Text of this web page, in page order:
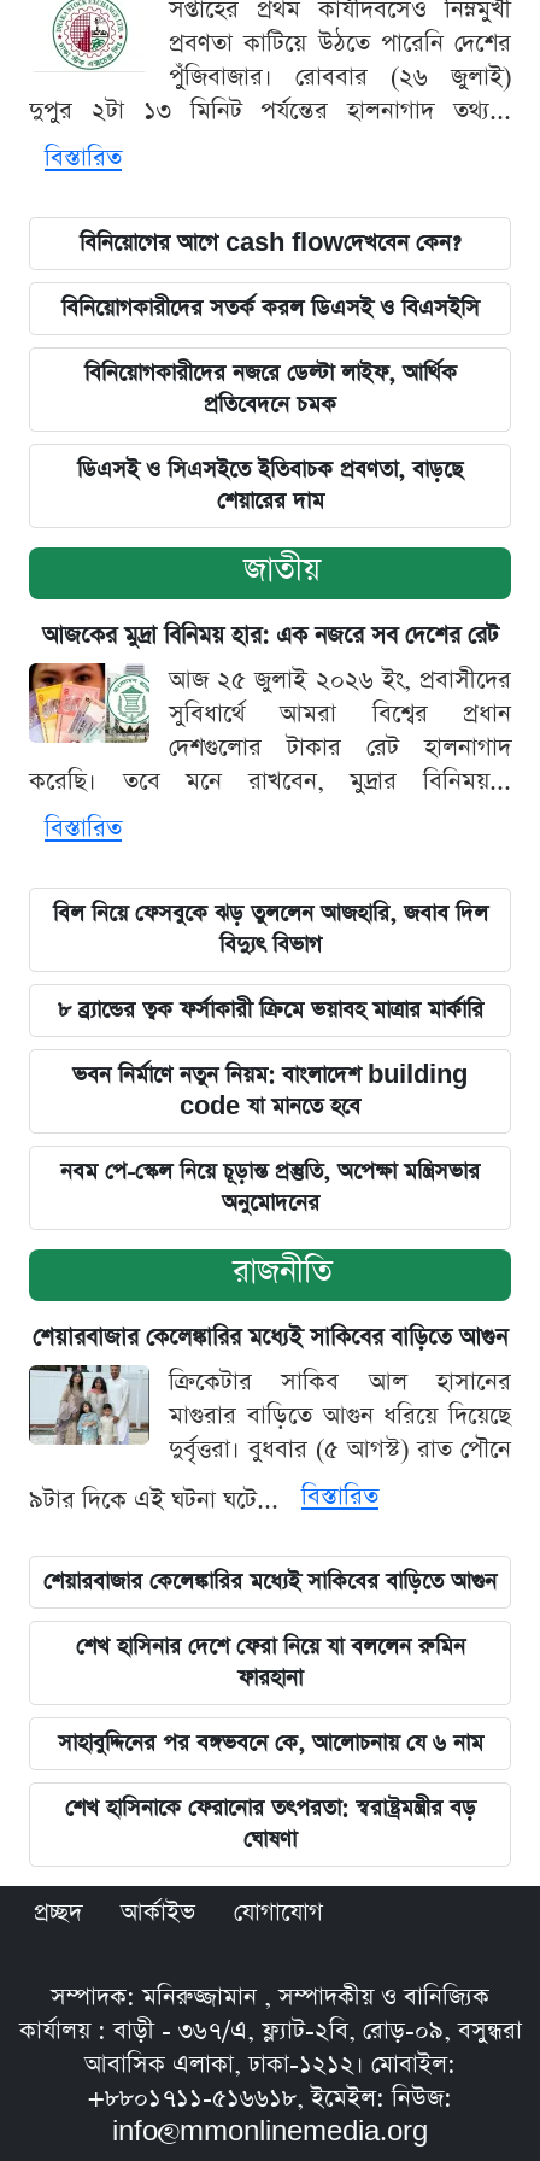
সপ্তাহের প্রথম কার্যদিবসেও নিম্নমুখী
প্রবণতা কাটিয়ে উঠতে পারেনি দেশের
পুঁজিবাজার। রোববার (২৬ জুলাই)
দুপুর ২টা ১৩ মিনিট পর্যন্তের হালনাগাদ তথ্য...
বিস্তারিত
বিনিয়োগের আগে cash flowদেখবেন কেন?
বিনিয়োগকারীদের সতর্ক করল ডিএসই ও বিএসইসি
বিনিয়োগকারীদের নজরে ডেল্টা লাইফ, আর্থিক
প্রতিবেদনে চমক
ডিএসই ও সিএসইতে ইতিবাচক প্রবণতা, বাড়ছে
শেয়ারের দাম
জাতীয়
আজকের মুদ্রা বিনিময় হার: এক নজরে সব দেশের রেট
আজ ২৫ জুলাই ২০২৬ ইং, প্রবাসীদের
সুবিধার্থে আমরা বিশ্বের প্রধান
দেশগুলোর টাকার রেট হালনাগাদ
করেছি। তবে মনে রাখবেন, মুদ্রার বিনিময়...
বিস্তারিত
বিল নিয়ে ফেসবুকে ঝড় তুললেন আজহারি, জবাব দিল
বিদ্যুৎ বিভাগ
৮ ব্র্যান্ডের ত্বক ফর্সাকারী ক্রিমে ভয়াবহ মাত্রার মার্কারি
ভবন নির্মাণে নতুন নিয়ম: বাংলাদেশ building
code যা মানতে হবে
নবম পে-স্কেল নিয়ে চূড়ান্ত প্রস্তুতি, অপেক্ষা মন্ত্রিসভার
অনুমোদনের
রাজনীতি
শেয়ারবাজার কেলেঙ্কারির মধ্যেই সাকিবের বাড়িতে আগুন
ক্রিকেটার সাকিব আল হাসানের
মাগুরার বাড়িতে আগুন ধরিয়ে দিয়েছে
দুর্বৃত্তরা। বুধবার (৫ আগস্ট) রাত পৌনে
৯টার দিকে এই ঘটনা ঘটে...
বিস্তারিত
শেয়ারবাজার কেলেঙ্কারির মধ্যেই সাকিবের বাড়িতে আগুন
শেখ হাসিনার দেশে ফেরা নিয়ে যা বললেন রুমিন
ফারহানা
সাহাবুদ্দিনের পর বঙ্গভবনে কে, আলোচনায় যে ৬ নাম
শেখ হাসিনাকে ফেরানোর তৎপরতা: স্বরাষ্ট্রমন্ত্রীর বড়
ঘোষণা
প্রচ্ছদ আর্কাইভ যোগাযোগ
সম্পাদক: মনিরুজ্জামান , সম্পাদকীয় ও বানিজ্যিক
কার্যালয় : বাড়ী - ৩৬৭/এ, ফ্ল্যাট-২বি, রোড়-০৯, বসুন্ধরা
আবাসিক এলাকা, ঢাকা-১২১২। মোবাইল:
+৮৮০১৭১১-৫১৬৬১৮, ইমেইল: নিউজ:
info@mmonlinemedia.org